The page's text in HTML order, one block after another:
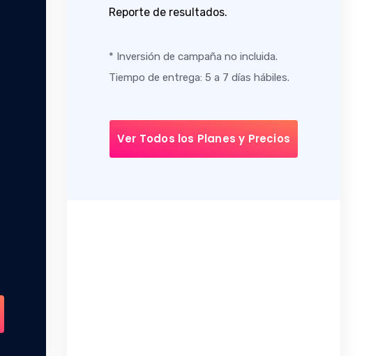
Reporte de resultados.
* Inversión de campaña no incluida.
Tiempo de entrega: 5 a 7 días hábiles.
Ver Todos los Planes y Precios